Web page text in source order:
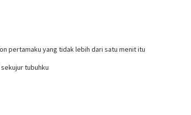
pertamaku yang tidak lebih dari satu menit itu
tubuhku